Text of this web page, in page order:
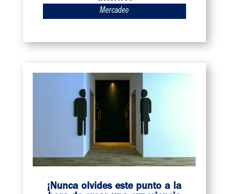
Mercadeo
¡Nunca olvides este punto a la